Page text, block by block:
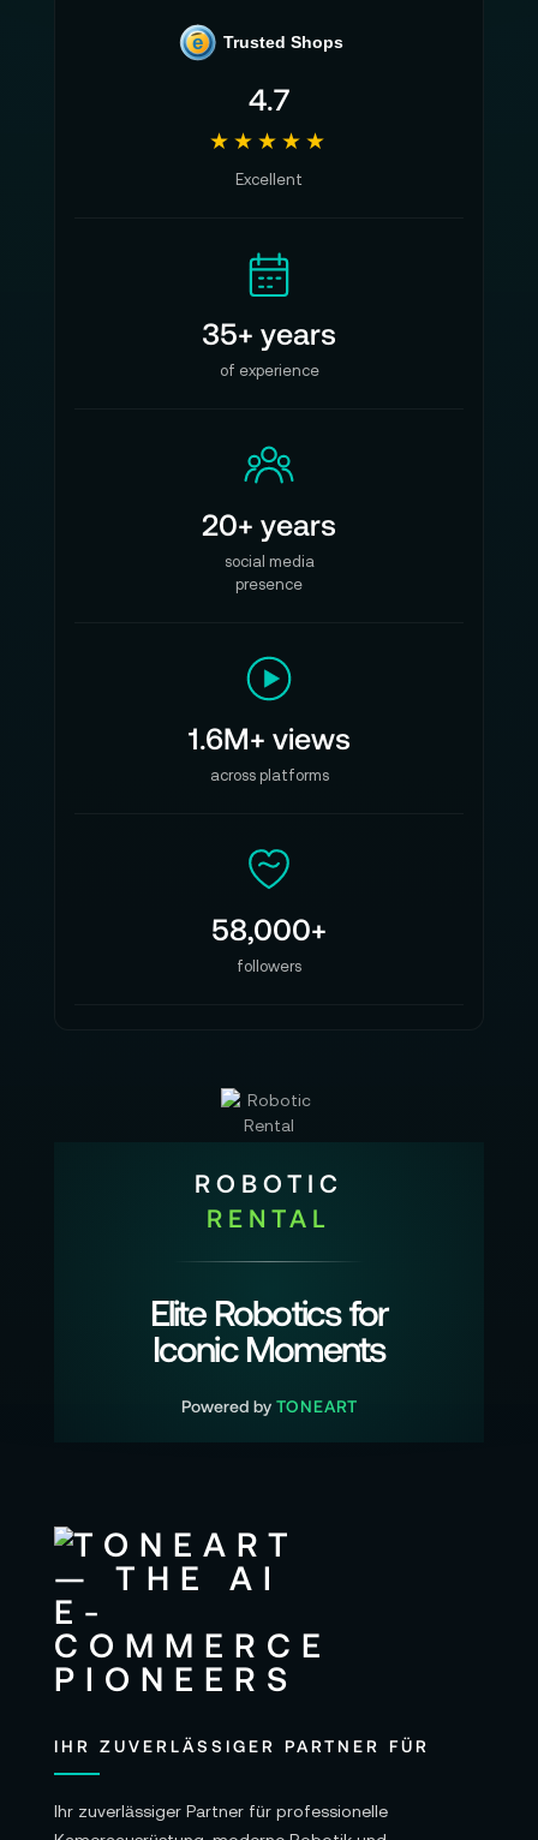
e Trusted Shops
4.7
★★★★★
Excellent
35+ years
of experience
20+ years
social media
presence
1.6M+ views
across platforms
58,000+
followers
ROBOTIC
RENTAL
Elite Robotics for
Iconic Moments
Powered by TONEART
IHR ZUVERLÄSSIGER PARTNER FÜR
Ihr zuverlässiger Partner für professionelle